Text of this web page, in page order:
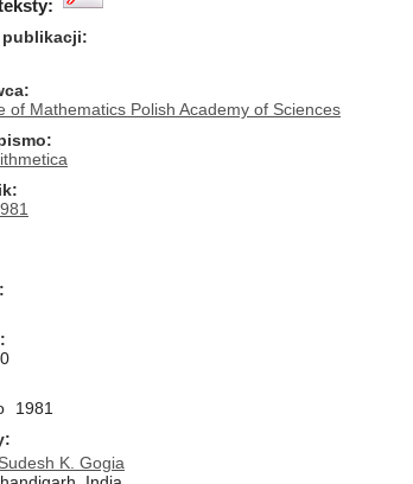
of Mathematics Polish Academy of Sciences
1981
Sudesh K. Gogia